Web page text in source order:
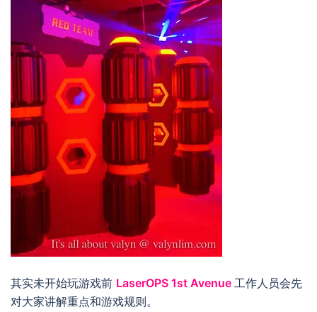
其实未开始玩游戏前 LaserOPS 1st Avenue 工作人员会先
对大家讲解重点和游戏规则。